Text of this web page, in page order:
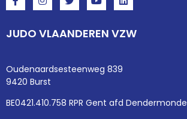
JUDO VLAANDEREN VZW
Oudenaardsesteenweg 839
9420 Burst
BE0421.410.758 RPR Gent afd Dendermonde